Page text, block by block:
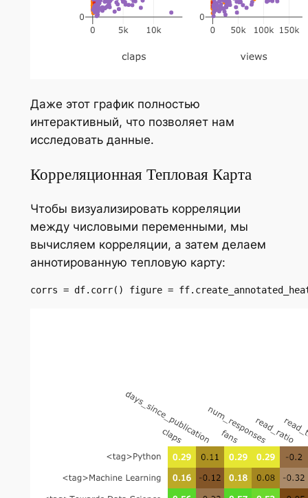
Даже этот график полностью
интерактивный, что позволяет нам
исследовать данные.
Корреляционная Тепловая Карта
Чтобы визуализировать корреляции
между числовыми переменными, мы
вычисляем корреляции, а затем делаем
аннотированную тепловую карту:
corrs = df.corr() figure =